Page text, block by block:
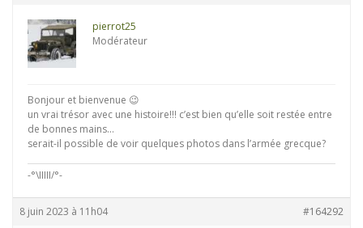
pierrot25
Modérateur
Bonjour et bienvenue 😉
un vrai trésor avec une histoire!!! c’est bien qu’elle soit restée entre
de bonnes mains…
serait-il possible de voir quelques photos dans l’armée grecque?
-°\IIIII/°-
8 juin 2023 à 11h04 #164292